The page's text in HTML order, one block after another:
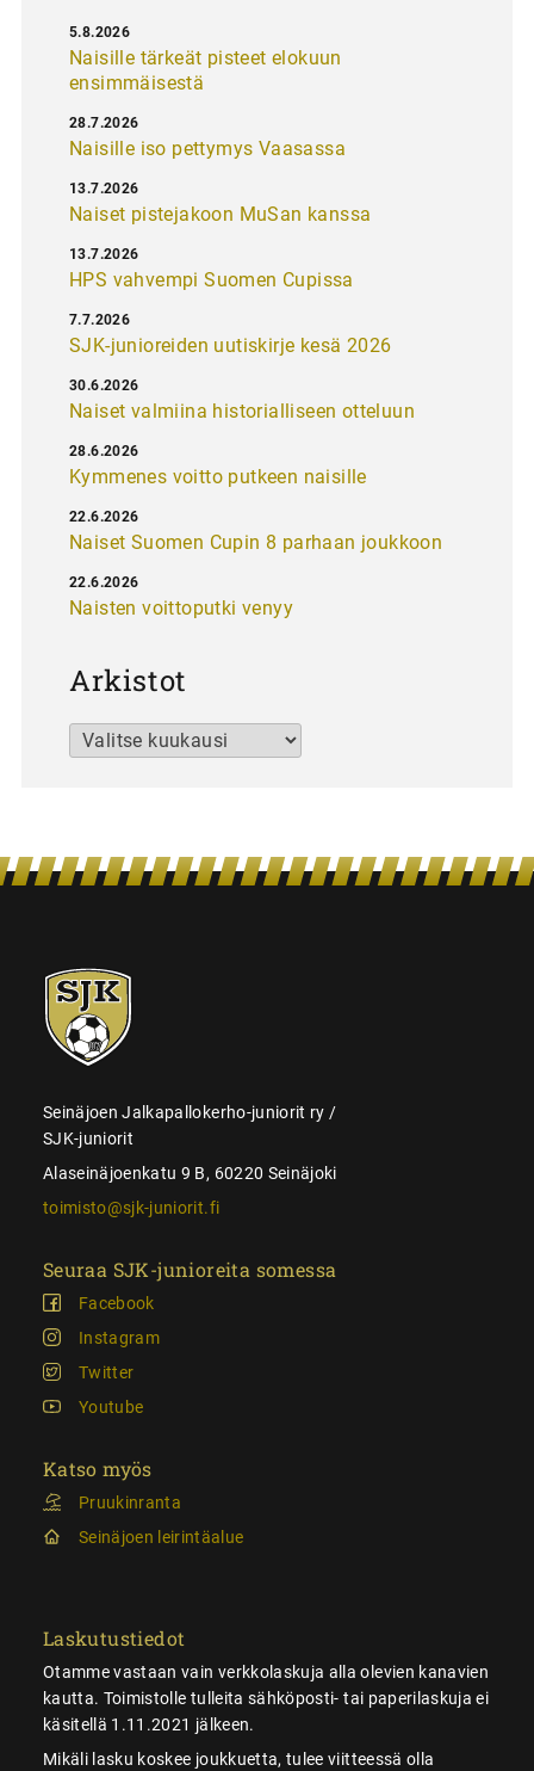
Naisille tärkeät pisteet elokuun
ensimmäisestä
5.8.2026
Naisille iso pettymys Vaasassa
28.7.2026
Naiset pistejakoon MuSan kanssa
13.7.2026
HPS vahvempi Suomen Cupissa
13.7.2026
SJK-junioreiden uutiskirje kesä 2026
7.7.2026
Naiset valmiina historialliseen otteluun
30.6.2026
Kymmenes voitto putkeen naisille
28.6.2026
Naiset Suomen Cupin 8 parhaan joukkoon
22.6.2026
Naisten voittoputki venyy
22.6.2026
Arkistot
Arkistot
SJK-
juniorit
Seinäjoen Jalkapallokerho-juniorit ry /
SJK-juniorit
Alaseinäjoenkatu 9 B, 60220 Seinäjoki
toimisto@sjk-juniorit.fi
Seuraa SJK-junioreita somessa
Facebook
Instagram
Twitter
Youtube
Katso myös
Pruukinranta
Seinäjoen leirintäalue
Laskutustiedot
Otamme vastaan vain verkkolaskuja alla olevien kanavien
kautta. Toimistolle tulleita sähköposti- tai paperilaskuja ei
käsitellä 1.11.2021 jälkeen.
Mikäli lasku koskee joukkuetta, tulee viitteessä olla